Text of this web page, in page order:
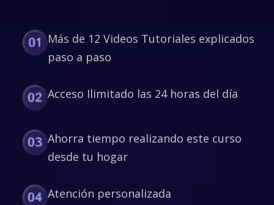
Más de 12 Videos Tutoriales explicados
paso a paso
Acceso Ilimitado las 24 horas del día
Ahorra tiempo realizando este curso
desde tu hogar
Atención personalizada